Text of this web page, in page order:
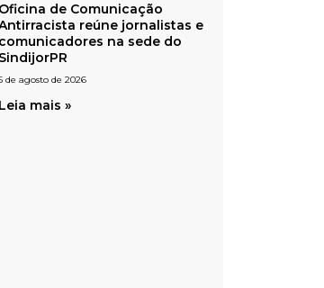
Oficina de Comunicação
reúne jornalistas e
comunicadores na sede do
SindijorPR
de agosto de 2026
Leia mais »